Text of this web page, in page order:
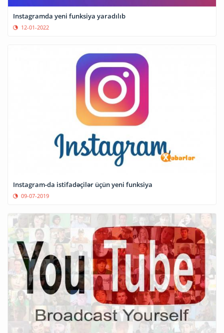
Instagramda yeni funksiya yaradılıb
12-01-2022
Instagram-da istifadəçilər üçün yeni funksiya
09-07-2019